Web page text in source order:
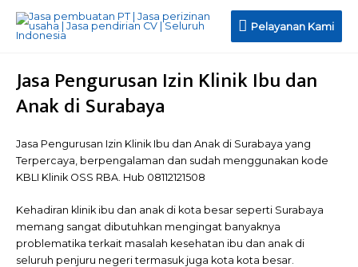
Pelayanan
Pelayanan Kami
Jasa Pengurusan Izin Klinik Ibu dan
Anak di Surabaya
Jasa Pengurusan Izin Klinik Ibu dan Anak di Surabaya yang
Terpercaya, berpengalaman dan sudah menggunakan kode
KBLI Klinik OSS RBA. Hub 08112121508
Kehadiran klinik ibu dan anak di kota besar seperti Surabaya
memang sangat dibutuhkan mengingat banyaknya
problematika terkait masalah kesehatan ibu dan anak di
seluruh penjuru negeri termasuk juga kota kota besar.